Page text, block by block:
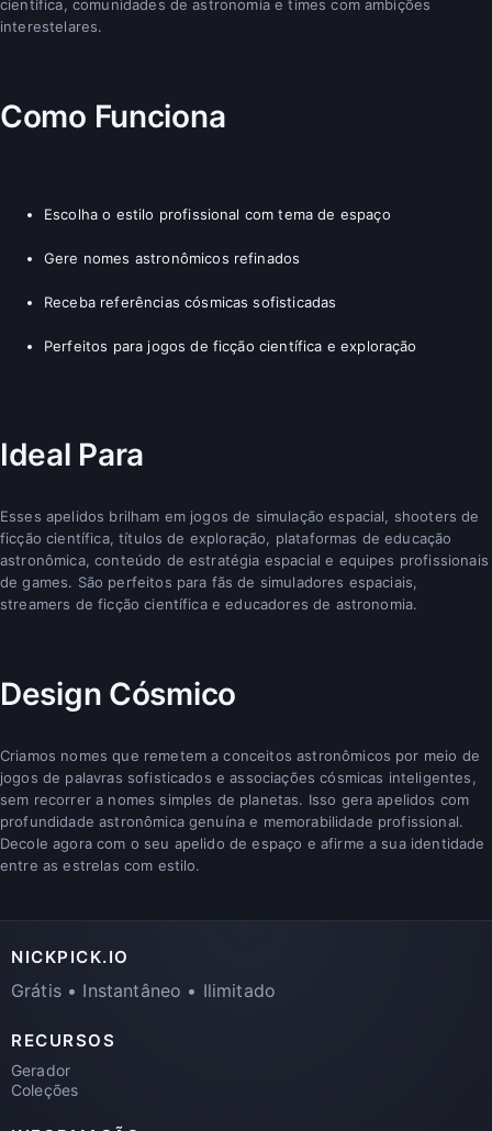
científica, comunidades de astronomia e times com ambições
interestelares.
Como Funciona
Escolha o estilo profissional com tema de espaço
Gere nomes astronômicos refinados
Receba referências cósmicas sofisticadas
Perfeitos para jogos de ficção científica e exploração
Ideal Para
Esses apelidos brilham em jogos de simulação espacial, shooters de
ficção científica, títulos de exploração, plataformas de educação
astronômica, conteúdo de estratégia espacial e equipes profissionais
de games. São perfeitos para fãs de simuladores espaciais,
streamers de ficção científica e educadores de astronomia.
Design Cósmico
Criamos nomes que remetem a conceitos astronômicos por meio de
jogos de palavras sofisticados e associações cósmicas inteligentes,
sem recorrer a nomes simples de planetas. Isso gera apelidos com
profundidade astronômica genuína e memorabilidade profissional.
Decole agora com o seu apelido de espaço e afirme a sua identidade
entre as estrelas com estilo.
NICKPICK.IO
Grátis • Instantâneo • Ilimitado
RECURSOS
Gerador
Coleções